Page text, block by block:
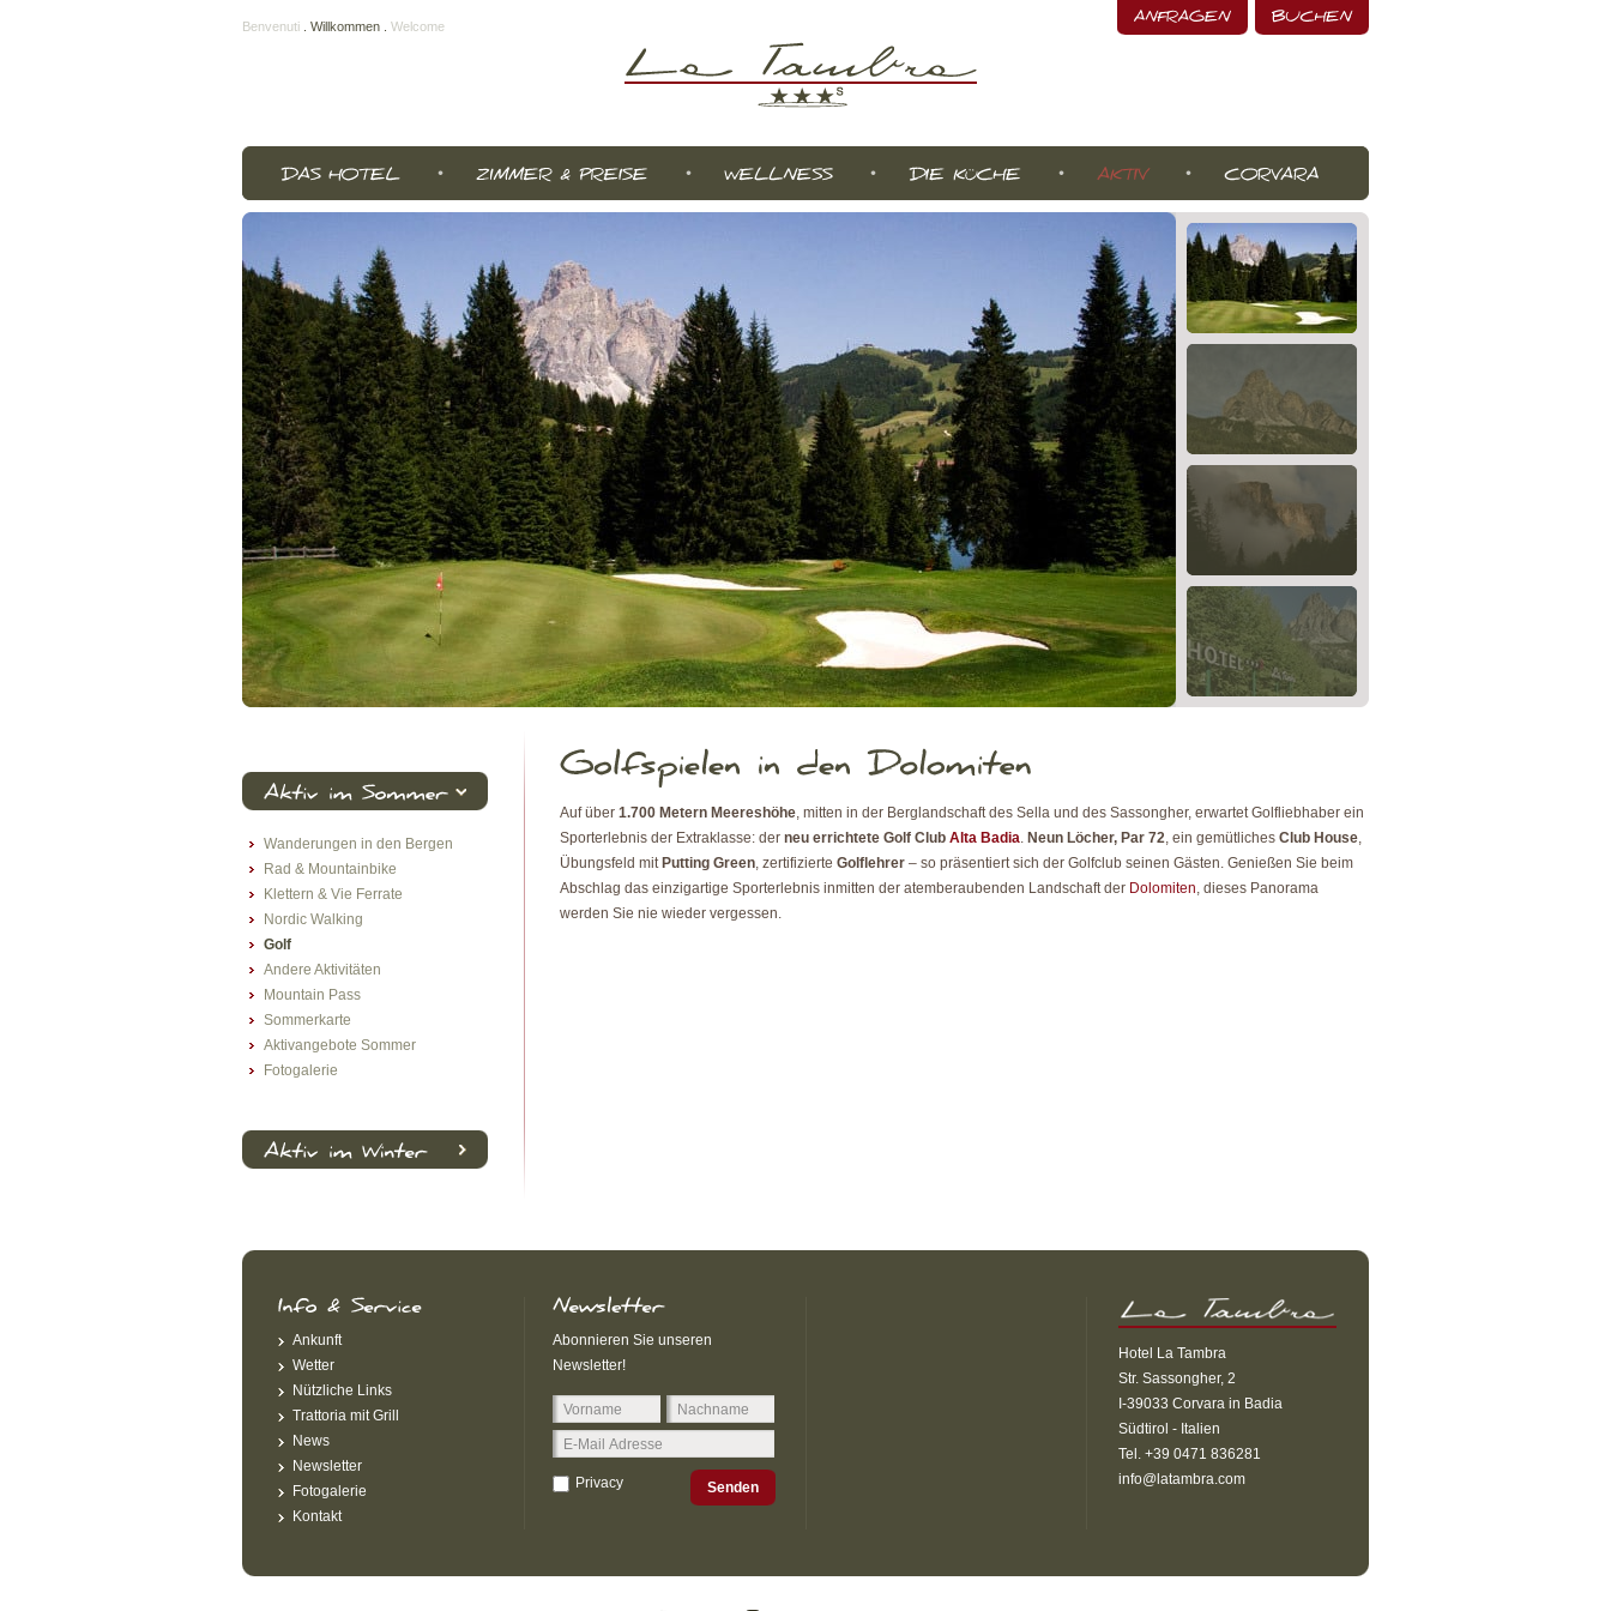
Auf über 1.700 Metern Meereshöhe, mitten in der Berglandschaft des Sella und des Sassongher, erwartet Golfliebhaber ein
Sporterlebnis der Extraklasse: der neu errichtete Golf Club Alta Badia. Neun Löcher, Par 72, ein gemütliches Club House,
Übungsfeld mit Putting Green, zertifizierte Golflehrer – so präsentiert sich der Golfclub seinen Gästen. Genießen Sie beim
Abschlag das einzigartige Sporterlebnis inmitten der atemberaubenden Landschaft der Dolomiten, dieses Panorama
werden Sie nie wieder vergessen.
Wanderungen in den Bergen
Rad & Mountainbike
Klettern & Vie Ferrate
Nordic Walking
Golf
Andere Aktivitäten
Mountain Pass
Sommerkarte
Aktivangebote Sommer
Fotogalerie
Benvenuti Willkommen Welcome
Ankunft
Wetter
Nützliche Links
Trattoria mit Grill
News
Newsletter
Fotogalerie
Kontakt
Abonnieren Sie unseren
Newsletter!
Privacy Senden
Hotel La Tambra
Str. Sassongher, 2
I-39033 Corvara in Badia
Südtirol - Italien
Tel. +39 0471 836281
info@latambra.com